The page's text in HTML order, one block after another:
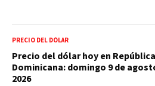
PRECIO DEL DÓLAR
Precio del dólar hoy en República
Dominicana: domingo 9 de
2026